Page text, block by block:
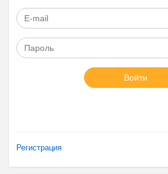
Войти
Регистрация